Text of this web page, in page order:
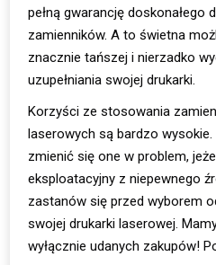
pełną gwarancję doskonałego
zamienników. A to świetna
znacznie tańszej i nierzadko
uzupełniania swojej drukarki.
Korzyści ze stosowania
laserowych są bardzo
zmienić się one w problem,
eksploatacyjny z niepewnego
zastanów się przed wyborem
swojej drukarki laserowej.
wyłącznie udanych zakupów!